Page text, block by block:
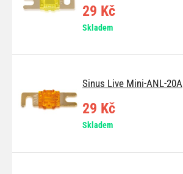
29 Kč
Skladem
Sinus Live Mini-ANL-20A
29 Kč
Skladem